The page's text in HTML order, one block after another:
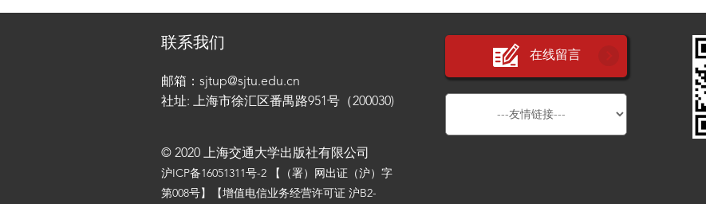
联系我们
邮箱：sjtup@sjtu.edu.cn
社址: 上海市徐汇区番禺路951号（200030)
© 2020 上海交通大学出版社有限公司
沪ICP备16051311号-2 【（署）网出证（沪）字
第008号】【增值电信业务经营许可证 沪B2-
在线留言